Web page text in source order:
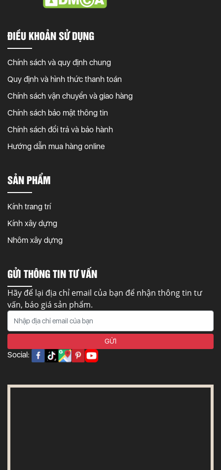
ĐIỀU KHOẢN SỬ DỤNG
Chính sách và quy định chung
Quy định và hình thức thanh toán
Chính sách vận chuyển và giao hàng
Chính sách bảo mật thông tin
Chính sách đổi trả và bảo hành
Hướng dẫn mua hàng online
SẢN PHẨM
Kính trang trí
Kính xây dựng
Nhôm xây dựng
GỬI THÔNG TIN TƯ VẤN
Hãy để lại địa chỉ email của bạn để nhận thông tin tư
vấn, báo giá sản phẩm.
Social: